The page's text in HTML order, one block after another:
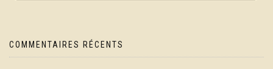
COMMENTAIRES RÉCENTS